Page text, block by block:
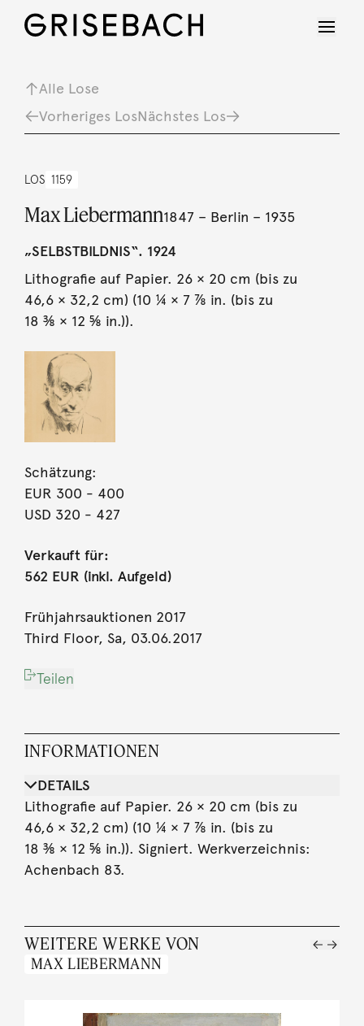
Alle Lose
Vorheriges LosNächstes Los
LOS 1159
Max Liebermann1847 – Berlin – 1935
„SELBSTBILDNIS“. 1924
Lithografie auf Papier. 26 × 20 cm (bis zu
46,6 × 32,2 cm) (10 ¼ × 7 ⅞ in. (bis zu
18 ⅜ × 12 ⅝ in.)).
Schätzung:
EUR 300 - 400
USD 320 - 427
Verkauft für:
562 EUR (inkl. Aufgeld)
Frühjahrsauktionen 2017
Third Floor, Sa, 03.06.2017
Teilen
INFORMATIONEN
DETAILS
Lithografie auf Papier. 26 × 20 cm (bis zu
46,6 × 32,2 cm) (10 ¼ × 7 ⅞ in. (bis zu
18 ⅜ × 12 ⅝ in.)). Signiert. Werkverzeichnis:
Achenbach 83.
WEITERE WERKE VON
MAX LIEBERMANN